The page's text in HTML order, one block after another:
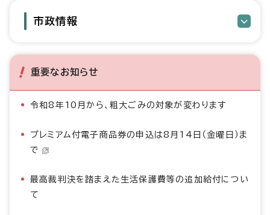
市政情報
重要なお知らせ
令和8年10月から、粗大ごみの対象が変わります
プレミアム付電子商品券の申込は8月14日（金曜日）ま
で
最高裁判決を踏まえた生活保護費等の追加給付につい
て